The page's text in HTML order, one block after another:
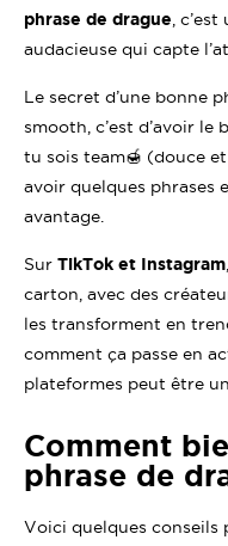
phrase de drague ,
audacieuse qui capte
Le secret d’une bonne
smooth, c’est d’avoir
tu sois team🍯 (douce
avoir quelques phrases
avantage.
Sur TikTok et Instagram
carton, avec des
les transforment en
comment ça passe en
plateformes peut être
Comment
phrase de
Voici quelques conseils